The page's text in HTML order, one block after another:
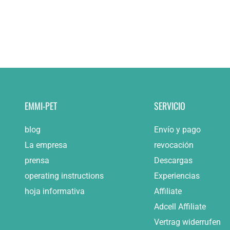
EMMI-PET
blog
La empresa
prensa
operating instructions
hoja informativa
SERVICIO
Envío y pago
revocación
Descargas
Experiencias
Affiliate
Adcell Affiliate
Vertrag widerrufen